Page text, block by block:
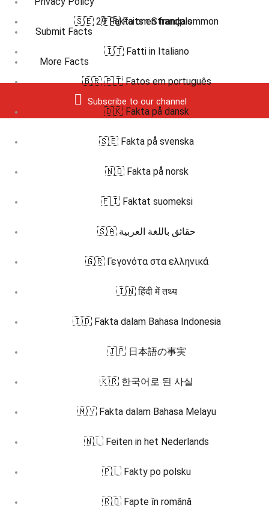
Submit Facts
More Facts
Subscribe to our channel
🇸🇪 29 Fakta om Strandplommon
🇫🇷 Faits en français
🇮🇹 Fatti in Italiano
🇧🇷 🇵🇹 Fatos em português
🇩🇰 Fakta på dansk
🇸🇪 Fakta på svenska
🇳🇴 Fakta på norsk
🇫🇮 Faktat suomeksi
🇸🇦 حقائق باللغة العربية
🇬🇷 Γεγονότα στα ελληνικά
🇮🇳 हिंदी में तथ्य
🇮🇩 Fakta dalam Bahasa Indonesia
🇯🇵 日本語の事実
🇰🇷 한국어로 된 사실
🇲🇾 Fakta dalam Bahasa Melayu
🇳🇱 Feiten in het Nederlands
🇵🇱 Fakty po polsku
🇷🇴 Fapte în română